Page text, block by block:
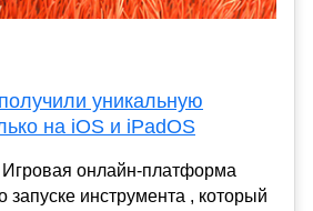
уникальную
на iOS и iPadOS
онлайн-платформа
запуске инструмента , который